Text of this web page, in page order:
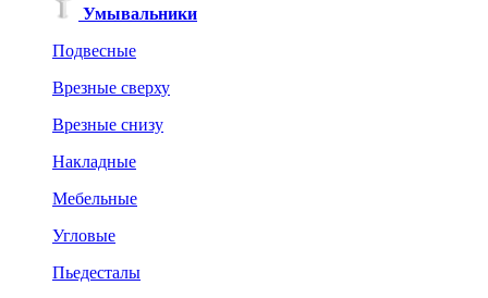
Умывальники
Подвесные
Врезные сверху
Врезные снизу
Накладные
Мебельные
Угловые
Пьедесталы